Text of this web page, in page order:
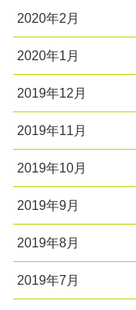
2020年2月
2020年1月
2019年12月
2019年11月
2019年10月
2019年9月
2019年8月
2019年7月